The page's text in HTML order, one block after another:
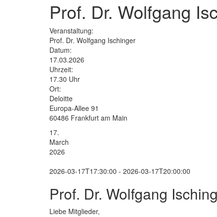
Prof. Dr. Wolfgang
Veranstaltung:
Prof. Dr. Wolfgang Ischinger
Datum:
17.03.2026
Uhrzeit:
17.30 Uhr
Ort:
Deloitte
Europa-Allee 91
60486 Frankfurt am Main
17.
March
2026
2026-03-17T17:30:00 - 2026-03-17T20:00:00
Prof. Dr. Wolfgang
Liebe Mitglieder,